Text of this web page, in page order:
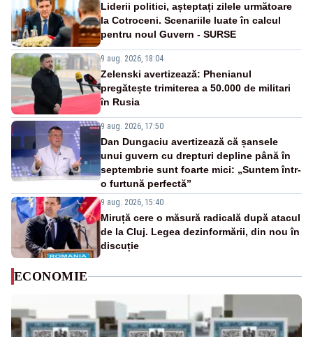
Liderii politici, așteptați zilele următoare
la Cotroceni. Scenariile luate în calcul
pentru noul Guvern - SURSE
9 aug. 2026, 18:04
Zelenski avertizează: Phenianul
pregătește trimiterea a 50.000 de militari
în Rusia
9 aug. 2026, 17:50
Dan Dungaciu avertizează că șansele
unui guvern cu drepturi depline până în
septembrie sunt foarte mici: „Suntem într-
o furtună perfectă”
9 aug. 2026, 15:40
Miruță cere o măsură radicală după atacul
de la Cluj. Legea dezinformării, din nou în
discuție
ECONOMIE